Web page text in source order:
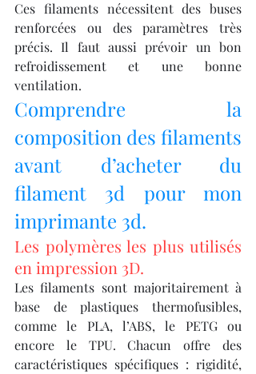
Ces filaments nécessitent des buses
renforcées ou des paramètres très
précis. Il faut aussi prévoir un bon
refroidissement et une bonne
ventilation.
Comprendre la
composition des filaments
avant d’acheter du
filament 3d pour mon
imprimante 3d.
Les polymères les plus utilisés
en impression 3D.
Les filaments sont majoritairement à
base de plastiques thermofusibles,
comme le PLA, l’ABS, le PETG ou
encore le TPU. Chacun offre des
caractéristiques spécifiques : rigidité,